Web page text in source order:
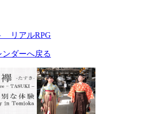
リアルRPG
ダーへ戻る